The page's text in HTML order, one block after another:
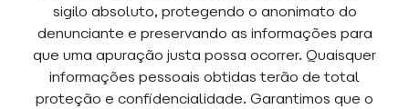
sigilo absoluto, protegendo o anonimato do
denunciante e preservando as informações para
que uma apuração justa possa ocorrer. Quaisquer
informações pessoais obtidas terão de total
proteção e confidencialidade. Garantimos que o